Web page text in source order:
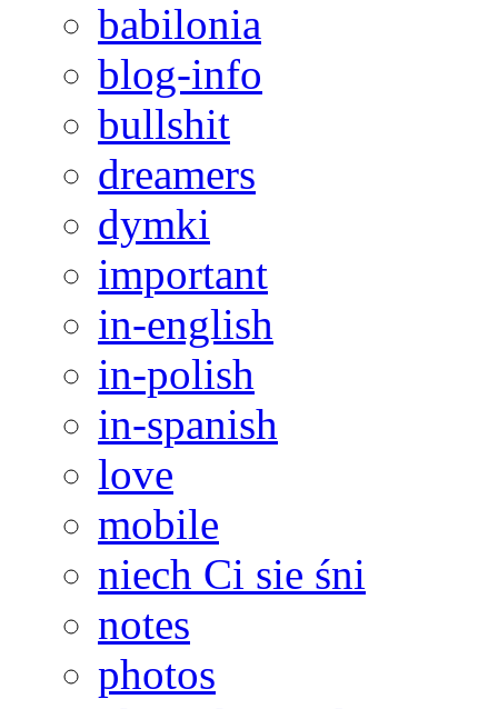
babilonia
blog-info
bullshit
dreamers
dymki
important
in-english
in-polish
in-spanish
love
mobile
niech Ci sie śni
notes
photos